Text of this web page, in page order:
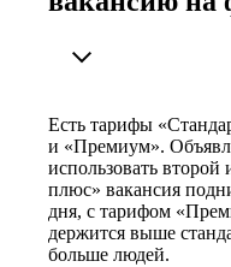
Есть тарифы
и «Премиум».
использовать
плюс» вакансия
дня, с тарифом
держится выше
больше людей.